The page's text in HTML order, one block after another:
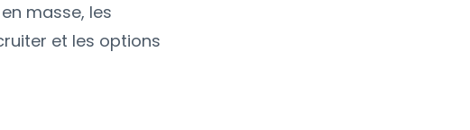
masse, les
et les options